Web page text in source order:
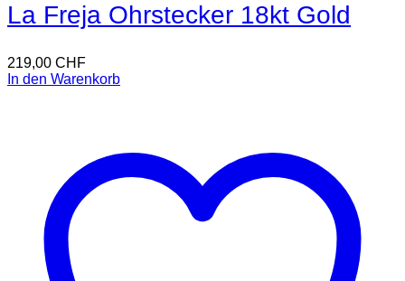
La Freja Ohrstecker 18kt Gold
219,00 CHF
In den Warenkorb